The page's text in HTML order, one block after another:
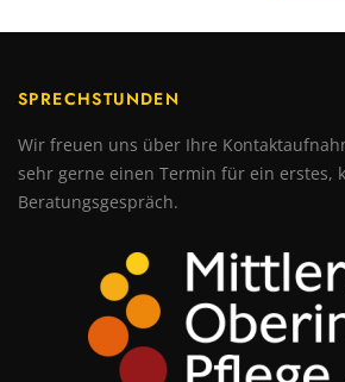
SPRECHSTUNDEN
Wir freuen uns über Ihre
sehr gerne einen Termin für ein erstes,
Beratungsgespräch.